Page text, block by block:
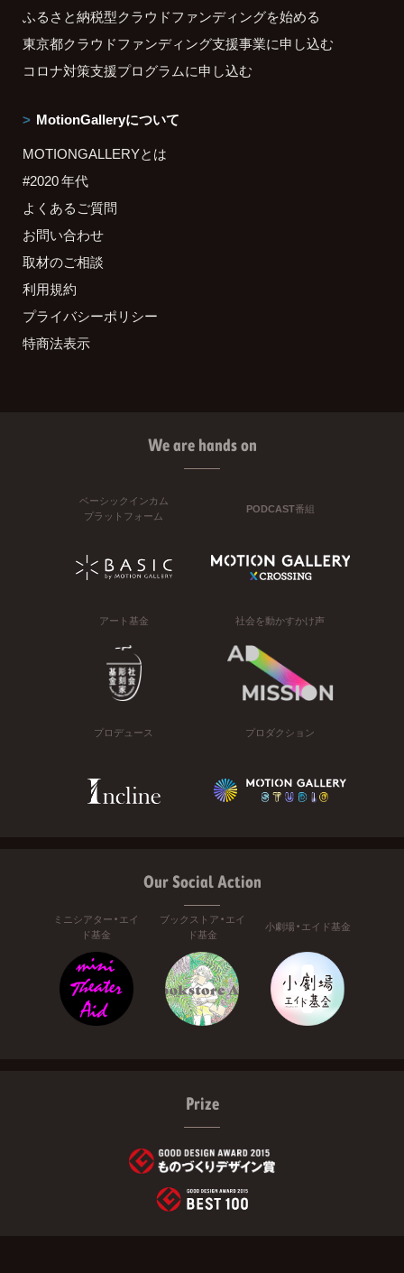
ふるさと納税型クラウドファンディングを始める
東京都クラウドファンディング支援事業に申し込む
コロナ対策支援プログラムに申し込む
MotionGalleryについて
MOTIONGALLERYとは
#2020 年代
よくあるご質問
お問い合わせ
取材のご相談
利用規約
プライバシーポリシー
特商法表示
We are hands on
ベーシックインカム
プラットフォーム
PODCAST番組
アート基金 社会を動かすかけ声
プロデュース プロダクション
Our Social Action
ミニシアター・エイ
ド基金
ブックストア・エイ
ド基金
小劇場・エイド基金
Prize